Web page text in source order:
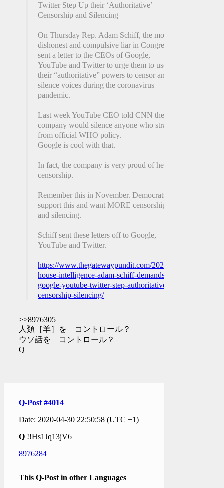
Twitter Step Up their ‘Authoritative’
Censorship and Silencing
On Thursday Rep. Adam Schiff, the most
dishonest and compulsive liar in Congress,
sent a letter to the CEOs of Google,
YouTube and Twitter to urge them to use
their “authoritative” powers to censor and
silence voices during the coronavirus
pandemic.
Last week YouTube CEO told CNN the
company would silence anyone who strayed
from official WHO policy.
Google is cool with that.
In fact, the company is very proud of her
censorship.
Remember this in November. Democrats
support this and want MORE censorship
and silencing.
Schiff sent these letters off to Google,
YouTube and Twitter.
https://www.thegatewaypundit.com/2020/04/head-
house-intelligence-adam-schiff-demands-
google-youtube-twitter-step-authoritative-
censorship-silencing/
>>8976305
人類［羊］を コントロール？
ウソ話を コントロール？
Q
Q-Post #4014
Date: 2020-04-30 22:50:58 (UTC +1)
Q !!Hs1Jq13jV6
8976284
This Q-Post in other Languages